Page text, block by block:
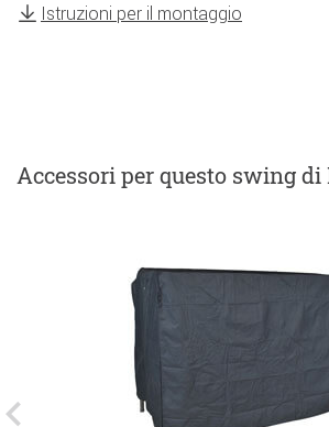
Istruzioni per il montaggio
Accessoriper questo swing